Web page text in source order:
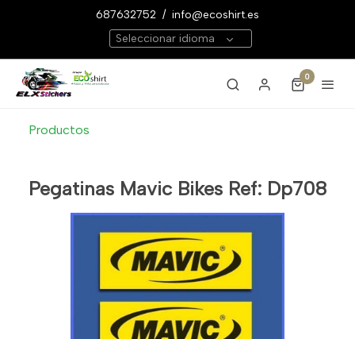
687632752 / info@ecoshirt.es
Seleccionar idioma
0
Productos
Pegatinas Mavic Bikes Ref: Dp708